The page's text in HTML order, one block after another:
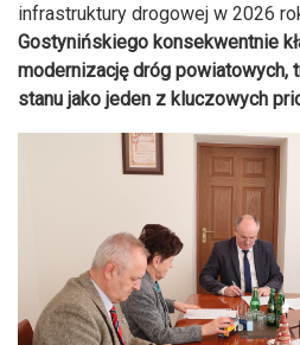
infrastruktury drogowej w 2026
Gostynińskiego konsekwentnie
modernizację dróg powiatowych,
stanu jako jeden z kluczowych